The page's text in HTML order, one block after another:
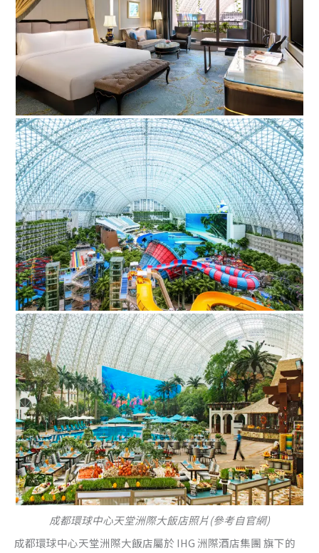
成都環球中心天堂洲際大飯店照片(參考自官網)
成都環球中心天堂洲際大飯店屬於 IHG 洲際酒店集團 旗下的